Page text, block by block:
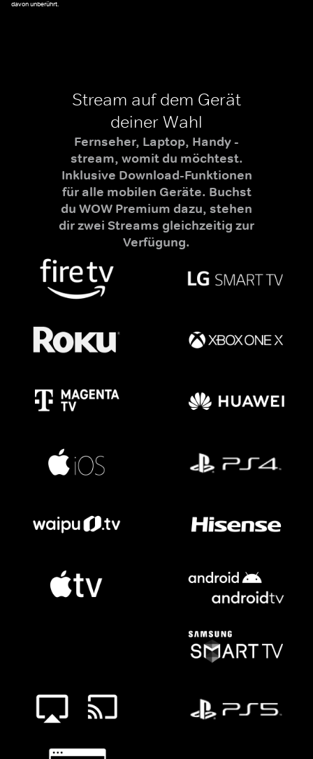
davon unberührt.
Stream auf dem Gerät
deiner Wahl
Fernseher, Laptop, Handy -
stream, womit du möchtest.
Inklusive Download-Funktionen
für alle mobilen Geräte. Buchst
du WOW Premium dazu, stehen
dir zwei Streams gleichzeitig zur
Verfügung.